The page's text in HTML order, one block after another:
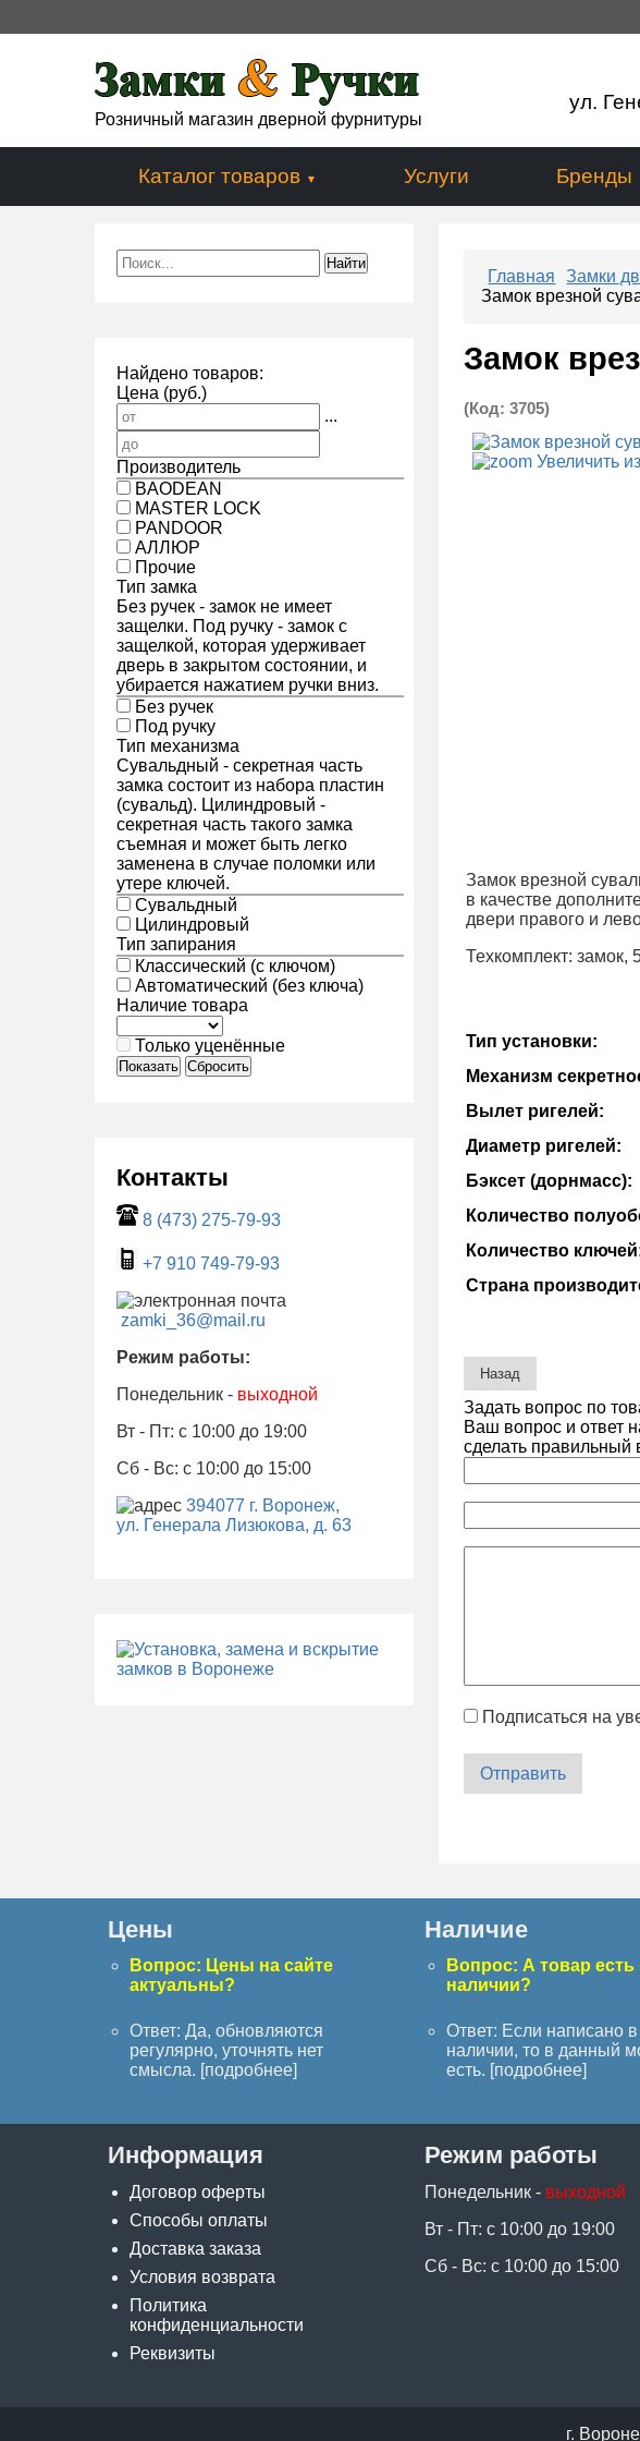
Розничный магазин дверной фурнитуры
ул.
Каталог товаров Услуги Бренды
Найдено товаров:
Цена (руб.)
...
Производитель
BAODEAN
MASTER LOCK
PANDOOR
АЛЛЮР
Прочие
Тип замка
Без ручек - замок не имеет
защелки. Под ручку - замок с
защелкой, которая удерживает
дверь в закрытом состоянии, и
убирается нажатием ручки вниз.
Без ручек
Под ручку
Тип механизма
Сувальдный - секретная часть
замка состоит из набора пластин
(сувальд). Цилиндровый -
секретная часть такого замка
съемная и может быть легко
заменена в случае поломки или
утере ключей.
Сувальдный
Цилиндровый
Тип запирания
Классический (с ключом)
Автоматический (без ключа)
Наличие товара
Только уценённые
Показать Сбросить
Контакты
8 (473) 275-79-93
+7 910 749-79-93
zamki_36@mail.ru
Режим работы:
Понедельник - выходной
Вт - Пт: с 10:00 до 19:00
Сб - Вс: с 10:00 до 15:00
394077 г. Воронеж,
ул. Генерала Лизюкова, д. 63
Главная Замки
Замок врезной
Замок
(Код:3705)
Увеличить
Замок врезной
в качестве
двери правого и
Техкомплект: замок,
Тип установки:
Механизм
Вылет ригелей:
Диаметр ригелей:
Бэксет (дорнмасс):
Количество
Количество
Страна
Задать вопрос по
Ваш вопрос и ответ
сделать правильный
Подписаться на
Отправить
Цены
Вопрос: Цены на сайте
актуальны?
Ответ: Да, обновляются
регулярно, уточнять нет
смысла. [подробнее]
Наличие
Вопрос: А товар есть
наличии?
Ответ: Если написано в
наличии, то в данный
есть. [подробнее]
Информация
Договор оферты
Способы оплаты
Доставка заказа
Условия возврата
Политика
конфиденциальности
Реквизиты
Режим работы
Понедельник - выходной
Вт - Пт: с 10:00 до 19:00
Сб - Вс: с 10:00 до 15:00
г.